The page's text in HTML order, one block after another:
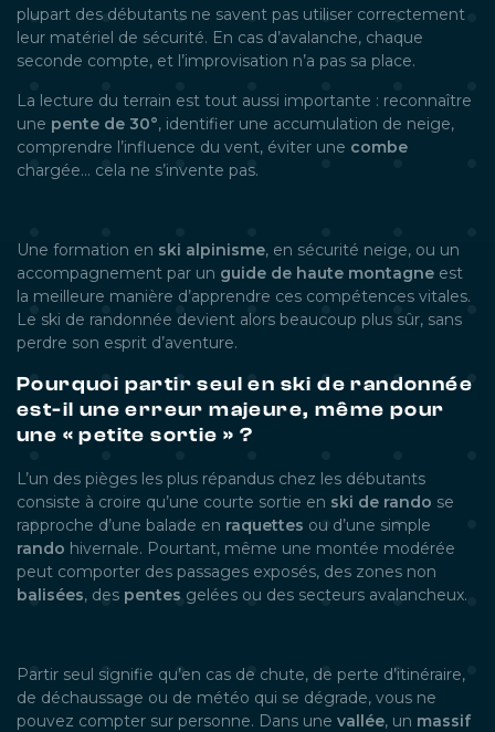
plupart des débutants ne savent pas utiliser correctement
leur matériel de sécurité. En cas d’avalanche, chaque
seconde compte, et l’improvisation n’a pas sa place.
La lecture du terrain est tout aussi importante : reconnaître
une pente de 30°, identifier une accumulation de neige,
comprendre l’influence du vent, éviter une combe
chargée… cela ne s’invente pas.
Une formation en ski alpinisme, en sécurité neige, ou un
accompagnement par un guide de haute montagne est
la meilleure manière d’apprendre ces compétences vitales.
Le ski de randonnée devient alors beaucoup plus sûr, sans
perdre son esprit d’aventure.
Pourquoi partir seul en ski de randonnée
est-il une erreur majeure, même pour
une « petite sortie » ?
L’un des pièges les plus répandus chez les débutants
consiste à croire qu’une courte sortie en ski de rando se
rapproche d’une balade en raquettes ou d’une simple
rando hivernale. Pourtant, même une montée modérée
peut comporter des passages exposés, des zones non
balisées, des pentes gelées ou des secteurs avalancheux.
Partir seul signifie qu’en cas de chute, de perte d’itinéraire,
de déchaussage ou de météo qui se dégrade, vous ne
pouvez compter sur personne. Dans une vallée, un massif